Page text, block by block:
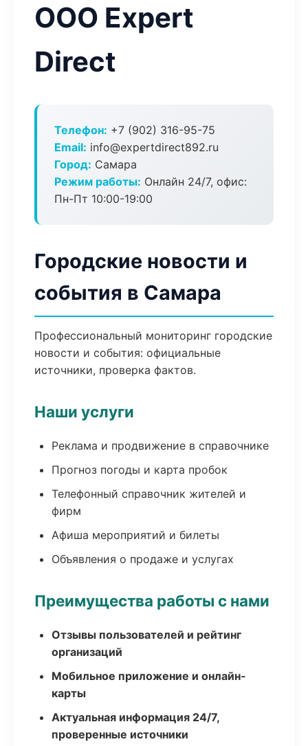
ООО Expert
Direct
Телефон: +7 (902) 316-95-75
Email: info@expertdirect892.ru
Город: Самара
Режим работы: Онлайн 24/7, офис:
Пн-Пт 10:00-19:00
Городские новости и
события в Самара
Профессиональный мониторинг городские
новости и события: официальные
источники, проверка фактов.
Наши услуги
Реклама и продвижение в справочнике
Прогноз погоды и карта пробок
Телефонный справочник жителей и
фирм
Афиша мероприятий и билеты
Объявления о продаже и услугах
Преимущества работы с нами
Отзывы пользователей и рейтинг
организаций
Мобильное приложение и онлайн-
карты
Актуальная информация 24/7,
проверенные источники